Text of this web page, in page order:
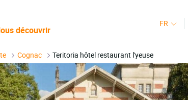
découvrir
FR
Cognac Teritoria hôtel restaurant l'yeuse